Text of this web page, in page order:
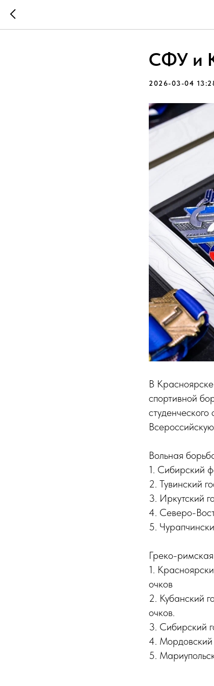
СФУ и
2026-03-04
В
спортивной
Вольная
1. Сибирский
2. Тувинский
3. Иркутский
4. Северо-
5.
Греко-
1.
очков
2. Кубанский
очков.
3. Сибирский
4. Мордовский
5.